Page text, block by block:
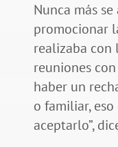
Nunca más
promocionar
realizaba con
reuniones con
haber un
o familiar,
aceptarlo”,